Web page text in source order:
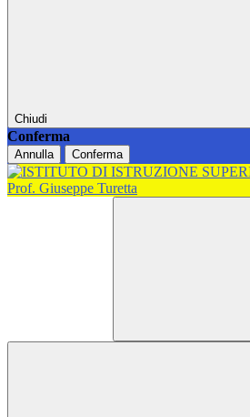
Chiudi
Conferma
Annulla Conferma